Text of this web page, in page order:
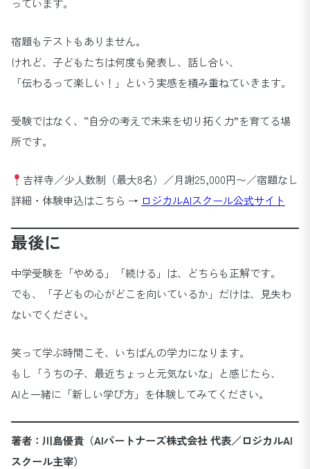
宿題もテストもありません。
けれど、子どもたちは何度も発表し、話し合い、
「伝わるって楽しい！」という実感を積み重ねていきます。
受験ではなく、“自分の考えで未来を切り拓く力”を育てる場
所です。
吉祥寺／少人数制（最大8名）／月謝25,000円〜／宿題なし
詳細・体験申込はこちら → ロジカルAIスクール公式サイト
最後に
中学受験を「やめる」「続ける」は、どちらも正解です。
でも、「子どもの心がどこを向いているか」だけは、見失わ
ないでください。
笑って学ぶ時間こそ、いちばんの学力になります。
もし「うちの子、最近ちょっと元気ないな」と感じたら、
AIと一緒に「新しい学び方」を体験してみてください。
著者：川島優貴（AIパートナーズ株式会社 代表／ロジカルAI
スクール主宰）